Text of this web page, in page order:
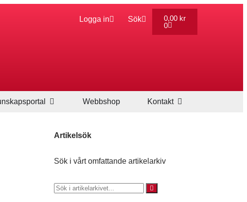
Logga in Sök 0,00 kr
0
Webbshop Kontakt
Artikelsök
Sök i vårt omfattande artikelarkiv